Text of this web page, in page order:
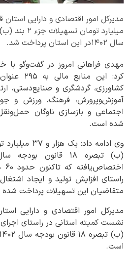
سال ۱۴۰۲در این استان پرداخت شد.
مهدی فراهانی امروز در گفت‌وگو با
کرد: این
کشاورزی، گردشگری و صنایع‌دستی،
آموزش‌وپرورش، فرهنگ، ورزش و
اجتماعی و بازسازی ناوگان
شده است.
راستای افزایش تولید و ایجاد
متقاضیان این تسهیلات پرداخت
است.